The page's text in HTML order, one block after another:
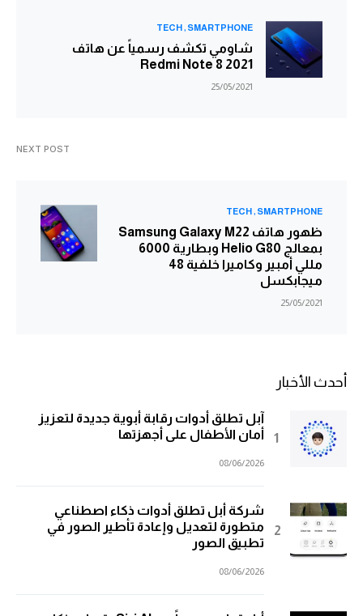
SMARTPHONE
TECH
شاومي تكشف رسمياً عن هاتف
Redmi Note 8 2021
25/05/2021
NEXT POST
SMARTPHONE
TECH
ظهور هاتف Samsung Galaxy M22
بمعالج Helio G80 وبطارية 6000
مللي أمبير وكاميرا خلفية 48
ميجابكسل
25/05/2021
أحدث الأخبار
آبل تطلق أدوات رقابة أبوية جديدة لتعزيز
أمان الأطفال على أجهزتها
08/06/2026
شركة أبل تطلق أدوات ذكاء اصطناعي
متطورة لتعديل وإعادة تأطير الصور في
تطبيق الصور
08/06/2026